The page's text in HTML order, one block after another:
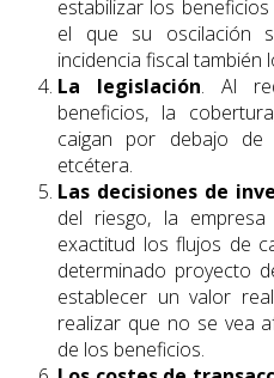
estabilizar los
el que su oscilación
incidencia fiscal también
La legislación. Al
beneficios, la
caigan por debajo de
etcétera.
Las decisiones de
del riesgo, la
exactitud los flujos de
determinado proyecto
establecer un valor
realizar que no se vea
de los beneficios.